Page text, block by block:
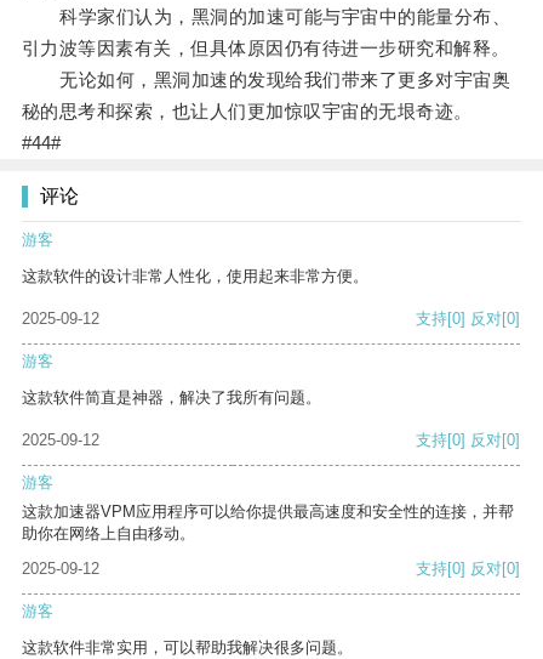
科学家们认为，黑洞的加速可能与宇宙中的能量分布、
引力波等因素有关，但具体原因仍有待进一步研究和解释。
无论如何，黑洞加速的发现给我们带来了更多对宇宙奥
秘的思考和探索，也让人们更加惊叹宇宙的无垠奇迹。
#44#
评论
游客
这款软件的设计非常人性化，使用起来非常方便。
2025-09-12 支持[0] 反对[0]
游客
这款软件简直是神器，解决了我所有问题。
2025-09-12 支持[0] 反对[0]
游客
这款加速器VPM应用程序可以给你提供最高速度和安全性的连接，并帮
助你在网络上自由移动。
2025-09-12
支持[0] 反对[0]
游客
这款软件非常实用，可以帮助我解决很多问题。